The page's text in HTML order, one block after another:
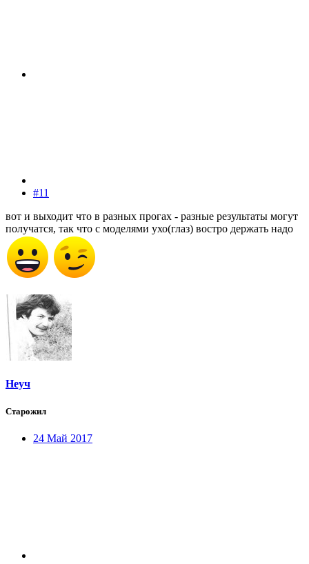
#11
вот и выходит что в разных прогах - разные результаты могут
получатся, так что с моделями ухо(глаз) востро держать надо
Неуч
Старожил
24 Май 2017